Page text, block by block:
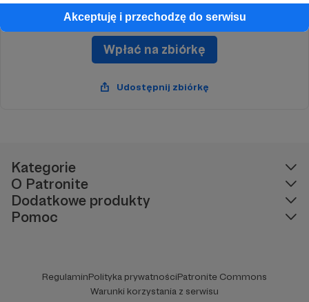
Akceptuję i przechodzę do serwisu
Dziękujemy za każde wpłaty.
Wpłać na zbiórkę
Udostępnij zbiórkę
Kategorie
O Patronite
Dodatkowe produkty
Pomoc
RegulaminPolityka prywatnościPatronite Commons
Warunki korzystania z serwisu